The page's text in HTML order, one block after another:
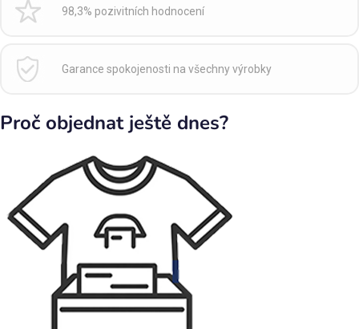
98,3% pozivitních hodnocení
Garance spokojenosti na všechny výrobky
Proč objednat ještě dnes?